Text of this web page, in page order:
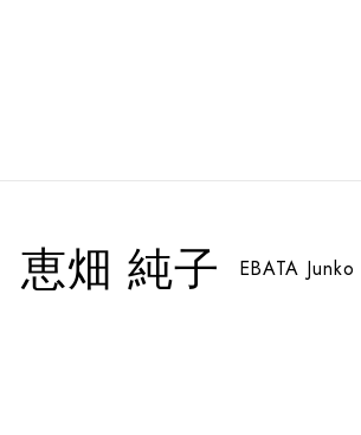
恵畑 純子 EBATA Junko